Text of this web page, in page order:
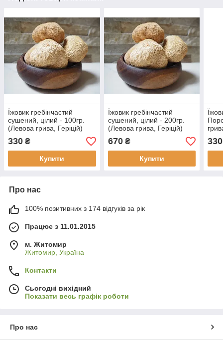
Їжовик гребінчастий
сушений, цілий - 100гр.
(Левова грива, Геріцій)
330 ₴
Купити
Їжовик гребінчастий
сушений, цілий - 200гр.
(Левова грива, Геріцій)
670₴
Купити
330
Про нас
100% позитивних з 174 відгуків за рік
Працює з 11.01.2015
м. Житомир
Житомир, Україна
Контакти
Сьогодні вихідний
Показати весь графік роботи
Про нас